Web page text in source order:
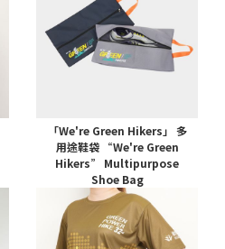
「We're Green Hikers」 多
用途鞋袋 “We're Green
Hikers” Multipurpose
Shoe Bag